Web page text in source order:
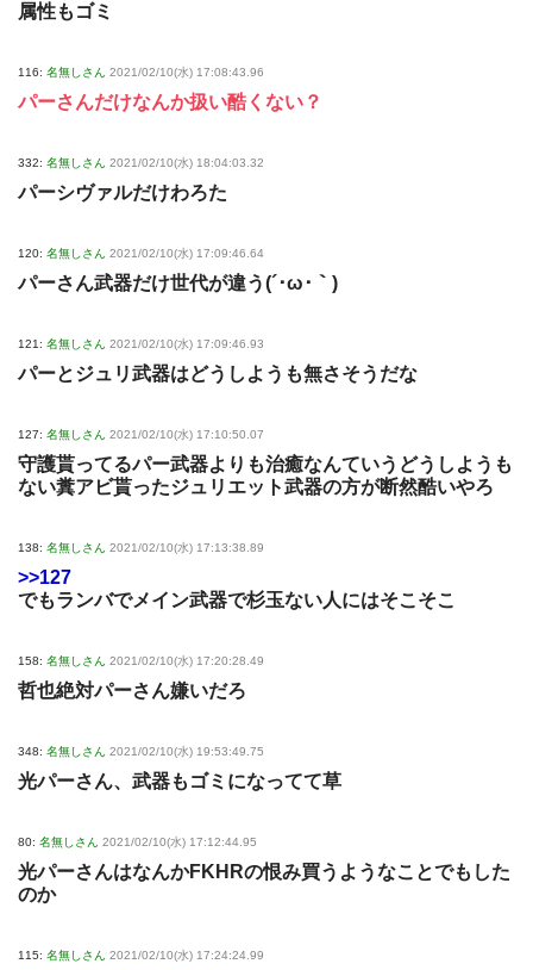
属性もゴミ
116: 名無しさん 2021/02/10(水) 17:08:43.96
パーさんだけなんか扱い酷くない？
332: 名無しさん 2021/02/10(水) 18:04:03.32
パーシヴァルだけわろた
120: 名無しさん 2021/02/10(水) 17:09:46.64
パーさん武器だけ世代が違う(´･ω･｀)
121: 名無しさん 2021/02/10(水) 17:09:46.93
パーとジュリ武器はどうしようも無さそうだな
127: 名無しさん 2021/02/10(水) 17:10:50.07
守護貰ってるパー武器よりも治癒なんていうどうしようも
ない糞アビ貰ったジュリエット武器の方が断然酷いやろ
138: 名無しさん 2021/02/10(水) 17:13:38.89
>>127
でもランバでメイン武器で杉玉ない人にはそこそこ
158: 名無しさん 2021/02/10(水) 17:20:28.49
哲也絶対パーさん嫌いだろ
348: 名無しさん 2021/02/10(水) 19:53:49.75
光パーさん、武器もゴミになってて草
80: 名無しさん 2021/02/10(水) 17:12:44.95
光パーさんはなんかFKHRの恨み買うようなことでもした
のか
115: 名無しさん 2021/02/10(水) 17:24:24.99